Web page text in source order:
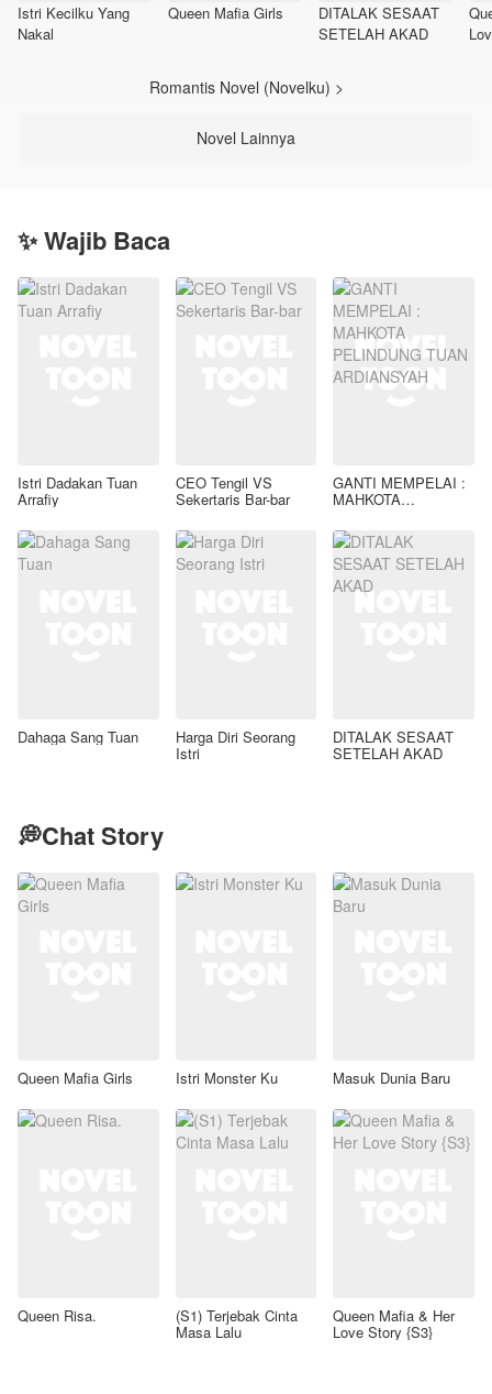
Istri Kecilku Yang
Nakal
Queen Mafia Girls
DITALAK SESAAT
SETELAH AKAD
Romantis Novel (Novelku) >
Novel Lainnya
✨ Wajib Baca
Istri Dadakan Tuan
Arrafiy
CEO Tengil VS
Sekertaris Bar-bar
GANTI MEMPELAI :
MAHKOTA
ARDIANSYAH
Dahaga Sang Tuan Harga Diri Seorang
Istri
DITALAK SESAAT
SETELAH AKAD
💭Chat Story
Queen Mafia Girls Istri Monster Ku Masuk Dunia Baru
Queen Risa. (S1) Terjebak Cinta
Masa Lalu
Queen Mafia & Her
Love Story {S3}